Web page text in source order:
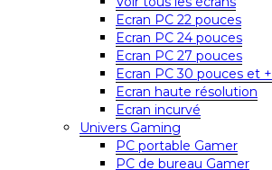
Ecran PC 22 pouces
Ecran PC 24 pouces
Ecran PC 27 pouces
Ecran PC 30 pouces et +
Ecran haute résolution
Ecran incurvé
Univers Gaming
PC portable Gamer
PC de bureau Gamer